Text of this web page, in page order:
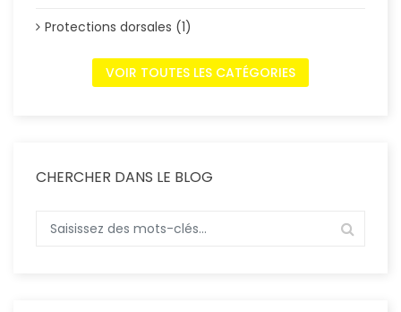
Protections dorsales (1)
VOIR TOUTES LES CATÉGORIES
CHERCHER DANS LE BLOG